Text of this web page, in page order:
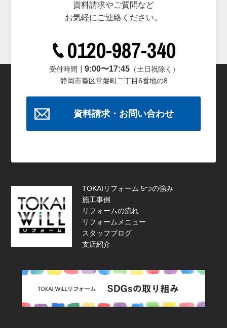
資料請求やご質問など
お気軽にご連絡ください。
0120-987-340
受付時間┃ 9:00〜17:45（土日祝除く）
静岡市葵区常磐町二丁目6番地の8
資料請求・お問い合わせ
TOKAIリフォーム 5つの強み
施工事例
リフォームの流れ
リフォームメニュー
スタッフブログ
支店紹介